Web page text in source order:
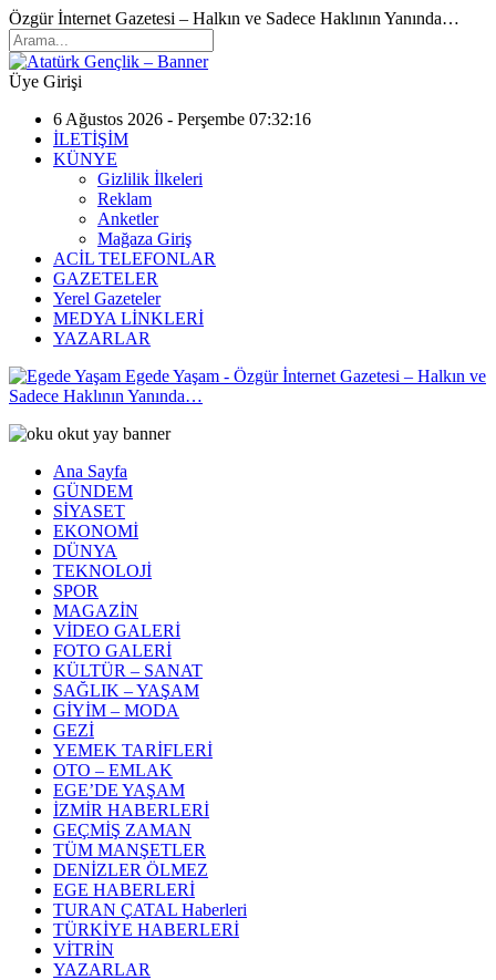
Özgür İnternet Gazetesi – Halkın ve Sadece Haklının Yanında…
Üye Girişi
6 Ağustos 2026 - Perşembe 07:32:16
İLETİŞİM
KÜNYE
Gizlilik İlkeleri
Reklam
Anketler
Mağaza Giriş
ACİL TELEFONLAR
GAZETELER
Yerel Gazeteler
MEDYA LİNKLERİ
YAZARLAR
Egede Yaşam - Özgür İnternet Gazetesi – Halkın ve
Sadece Haklının Yanında…
Ana Sayfa
GÜNDEM
SİYASET
EKONOMİ
DÜNYA
TEKNOLOJİ
SPOR
MAGAZİN
VİDEO GALERİ
FOTO GALERİ
KÜLTÜR – SANAT
SAĞLIK – YAŞAM
GİYİM – MODA
GEZİ
YEMEK TARİFLERİ
OTO – EMLAK
EGE’DE YAŞAM
İZMİR HABERLERİ
GEÇMİŞ ZAMAN
TÜM MANŞETLER
DENİZLER ÖLMEZ
EGE HABERLERİ
TURAN ÇATAL Haberleri
TÜRKİYE HABERLERİ
VİTRİN
YAZARLAR